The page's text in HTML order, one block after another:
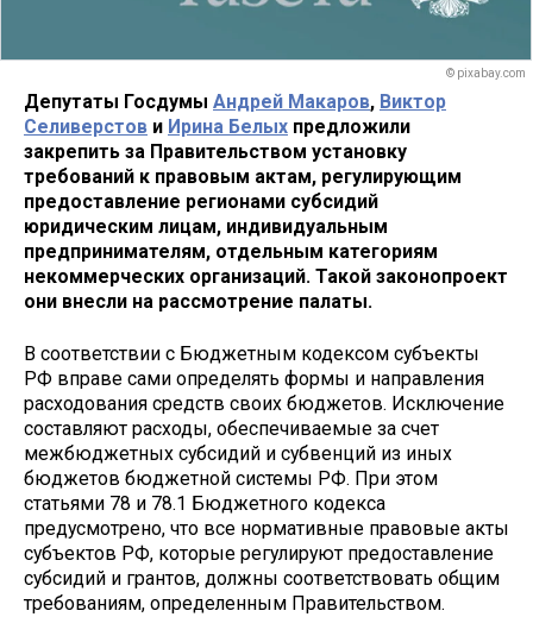
© pixabay.com
Депутаты Госдумы Андрей Макаров, Виктор
Селиверстов и Ирина Белых предложили
закрепить за Правительством установку
требований к правовым актам, регулирующим
предоставление регионами субсидий
юридическим лицам, индивидуальным
предпринимателям, отдельным категориям
некоммерческих организаций. Такой законопроект
они внесли на рассмотрение палаты.
В соответствии с Бюджетным кодексом субъекты
РФ вправе сами определять формы и направления
расходования средств своих бюджетов. Исключение
составляют расходы, обеспечиваемые за счет
межбюджетных субсидий и субвенций из иных
бюджетов бюджетной системы РФ. При этом
статьями 78 и 78.1 Бюджетного кодекса
предусмотрено, что все нормативные правовые акты
субъектов РФ, которые регулируют предоставление
субсидий и грантов, должны соответствовать общим
требованиям, определенным Правительством.